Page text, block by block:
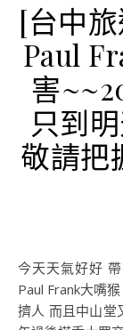
[台中
Paul
害
只到
敬請把
今天天氣好好 帶著小小乖坐公車體驗 到台中公園看看這隻
Paul Frank大嘴
擠人 而且中山堂